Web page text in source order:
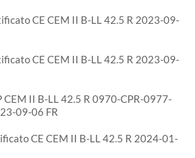
CE CEM II B-LL 42.5 R 2023-09-
CE CEM II B-LL 42.5 R 2023-09-
CEM II B-LL 42.5 R 0970-CPR-0977-
09-06 FR
CE CEM II B-LL 42.5 R 2024-01-